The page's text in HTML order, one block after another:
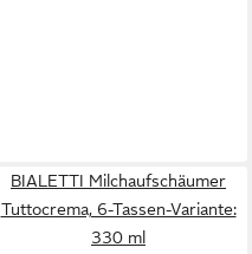
BIALETTI Milchaufschäumer
Tuttocrema, 6-Tassen-Variante:
330 ml